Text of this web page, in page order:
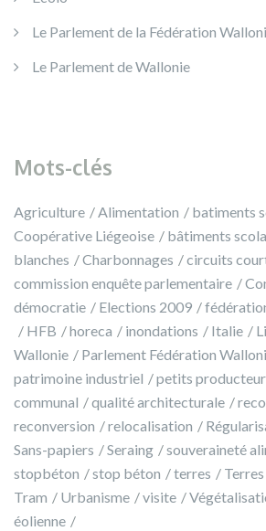
Le Parlement de la Fédération
Le Parlement de Wallonie
Mots-clés
Agriculture Alimentation batiments
Coopérative Liégeoise
bâtiments
blanches
Charbonnages circuits
commission enquête parlementaire
démocratie
Elections 2009
HFB
horeca inondations Italie
Wallonie
Parlement Fédération
patrimoine industriel
petits
communal
qualité architecturale
reconversion
relocalisation
Sans-papiers
Seraing
souveraineté
stopbéton
stop béton terres
Tram
Urbanisme visite
éolienne